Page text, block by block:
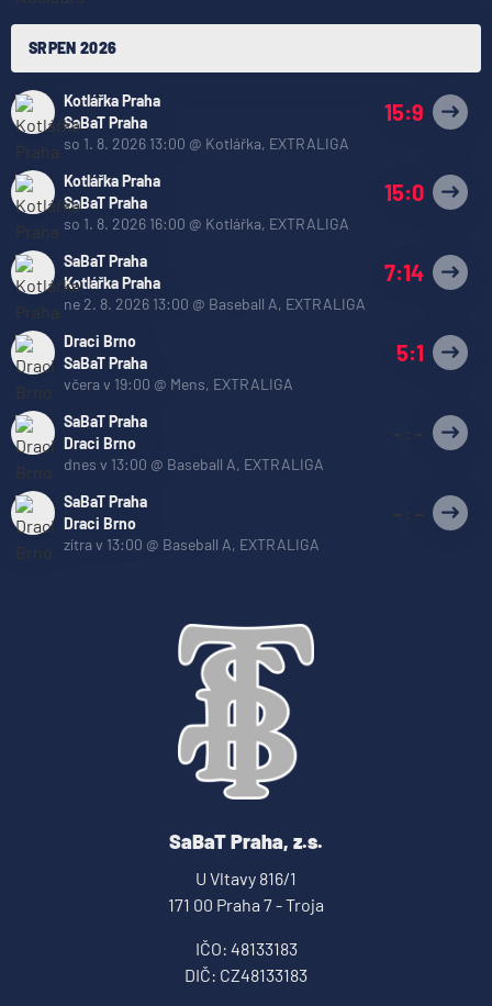
SRPEN 2026
Kotlářka Praha
SaBaT Praha
15:9
so 1. 8. 2026 13:00 @ Kotlářka, EXTRALIGA
Kotlářka Praha
SaBaT Praha
15:0
so 1. 8. 2026 16:00 @ Kotlářka, EXTRALIGA
SaBaT Praha
Kotlářka Praha
7:14
ne 2. 8. 2026 13:00 @ Baseball A, EXTRALIGA
Draci Brno
SaBaT Praha
5:1
včera v 19:00 @ Mens, EXTRALIGA
SaBaT Praha
Draci Brno
– : –
dnes v 13:00 @ Baseball A, EXTRALIGA
SaBaT Praha
Draci Brno
– : –
zítra v 13:00 @ Baseball A, EXTRALIGA
SaBaT Praha, z.s.
U Vltavy 816/1
171 00 Praha 7 - Troja
IČO: 48133183
DIČ: CZ48133183